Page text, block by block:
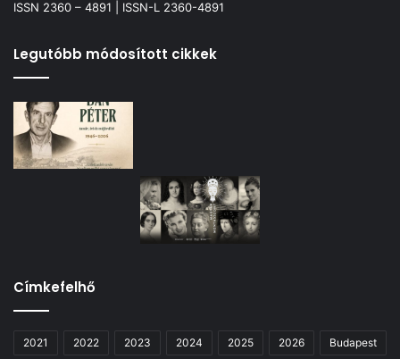
ISSN 2360 – 4891 | ISSN-L 2360-4891
Legutóbb módosított cikkek
Címkefelhő
2021 2022 2023 2024 2025 2026 Budapest